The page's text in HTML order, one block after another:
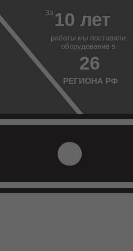
За 10 лет
работы мы поставили
оборудование в
26
РЕГИОНА РФ